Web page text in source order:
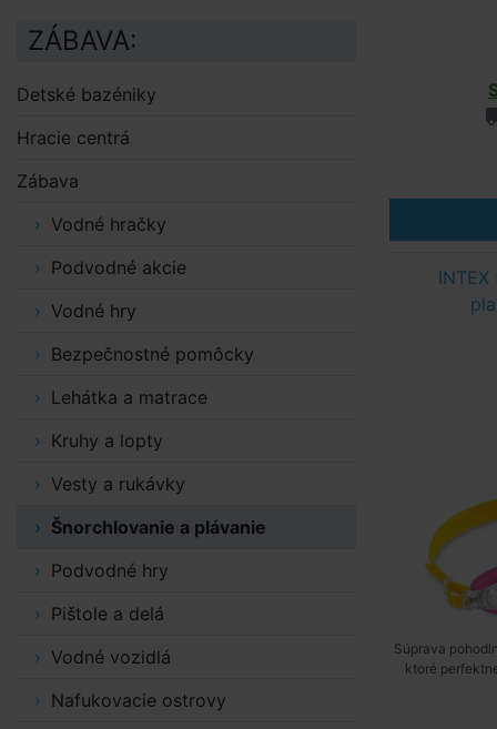
Súprava
ktoré
ZÁBAVA:
Detské bazéniky
Hracie centrá
Zábava
Vodné hračky
Podvodné akcie
Vodné hry
Bezpečnostné pomôcky
Lehátka a matrace
Kruhy a lopty
Vesty a rukávky
Šnorchlovanie a plávanie
Podvodné hry
Pištole a delá
Vodné vozidlá
Nafukovacie ostrovy